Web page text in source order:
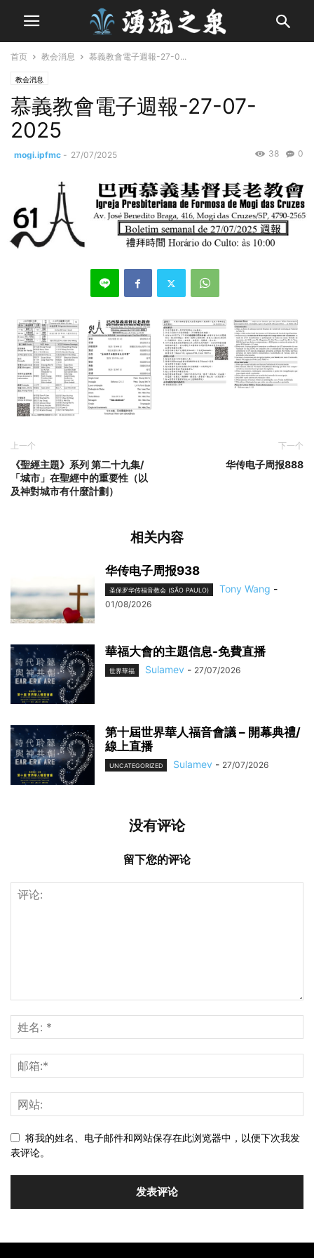
首页 教会消息 慕義教會電子週報-27-0...
教会消息
慕義教會電子週報-27-07-
2025
mogi.ipfmc - 27/07/2025 0
38
上一个
《聖經主題》系列 第二十九集/
「城市」在聖經中的重要性（以
及神對城市有什麼計劃）
下一个
华传电子周报888
相关内容
华传电子周报938
圣保罗华传福音教会 (SÃO PAULO) Tony Wang -
01/08/2026
華福大會的主題信息-免費直播
世界華福 Sulamev - 27/07/2026
第十屆世界華人福音會議 – 開幕典禮/
線上直播
UNCATEGORIZED Sulamev - 27/07/2026
没有评论
留下您的评论
将我的姓名、电子邮件和网站保存在此浏览器中，以便下次我发
表评论。